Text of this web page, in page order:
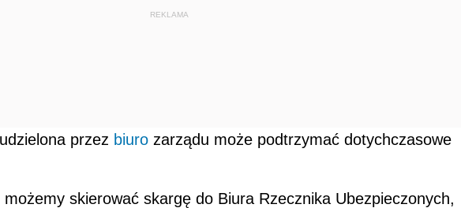
REKLAMA
przez biuro zarządu może podtrzymać dotychczasowe
skierować skargę do Biura Rzecznika Ubezpieczonych,